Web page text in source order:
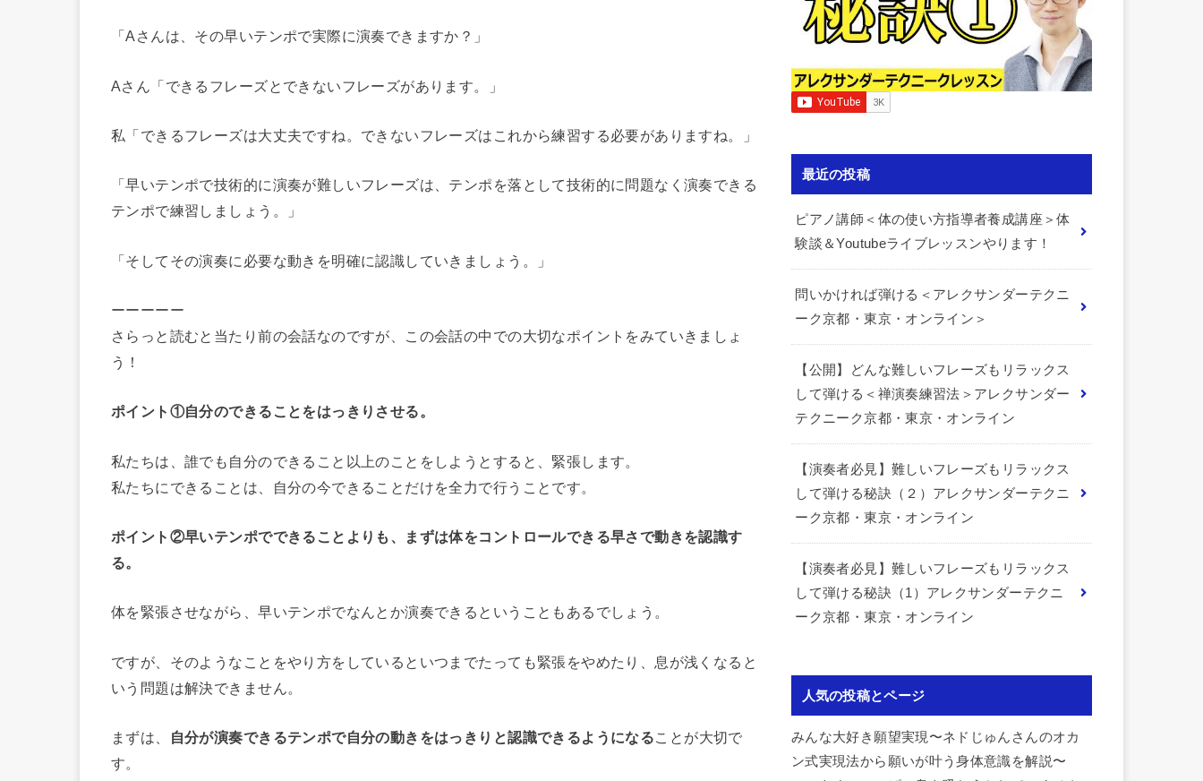
「Aさんは、その早いテンポで実際に演奏できますか？」
Aさん「できるフレーズとできないフレーズがあります。」
私「できるフレーズは大丈夫ですね。できないフレーズはこれから練習する必要がありますね。」
「早いテンポで技術的に演奏が難しいフレーズは、テンポを落として技術的に問題なく演奏できる
テンポで練習しましょう。」
「そしてその演奏に必要な動きを明確に認識していきましょう。」
ーーーーー
さらっと読むと当たり前の会話なのですが、この会話の中での大切なポイントをみていきましょ
う！
ポイント①自分のできることをはっきりさせる。
私たちは、誰でも自分のできること以上のことをしようとすると、緊張します。
私たちにできることは、自分の今できることだけを全力で行うことです。
ポイント②早いテンポでできることよりも、まずは体をコントロールできる早さで動きを認識す
る。
体を緊張させながら、早いテンポでなんとか演奏できるということもあるでしょう。
ですが、そのようなことをやり方をしているといつまでたっても緊張をやめたり、息が浅くなると
いう問題は解決できません。
まずは、 自分が演奏できるテンポで自分の動きをはっきりと認識できるようになることが大切で
す。
最近の投稿
ピアノ講師＜体の使い方指導者養成講座＞体
験談＆Youtubeライブレッスンやります！
問いかければ弾ける＜アレクサンダーテクニ
ーク京都・東京・オンライン＞
【公開】どんな難しいフレーズもリラックス
して弾ける＜禅演奏練習法＞アレクサンダー
テクニーク京都・東京・オンライン
【演奏者必見】難しいフレーズもリラックス
して弾ける秘訣（２）アレクサンダーテクニ
ーク京都・東京・オンライン
【演奏者必見】難しいフレーズもリラックス
して弾ける秘訣（1）アレクサンダーテクニ
ーク京都・東京・オンライン
人気の投稿とページ
みんな大好き願望実現〜ネドじゅんさんのオカ
ン式実現法から願いが叶う身体意識を解説〜